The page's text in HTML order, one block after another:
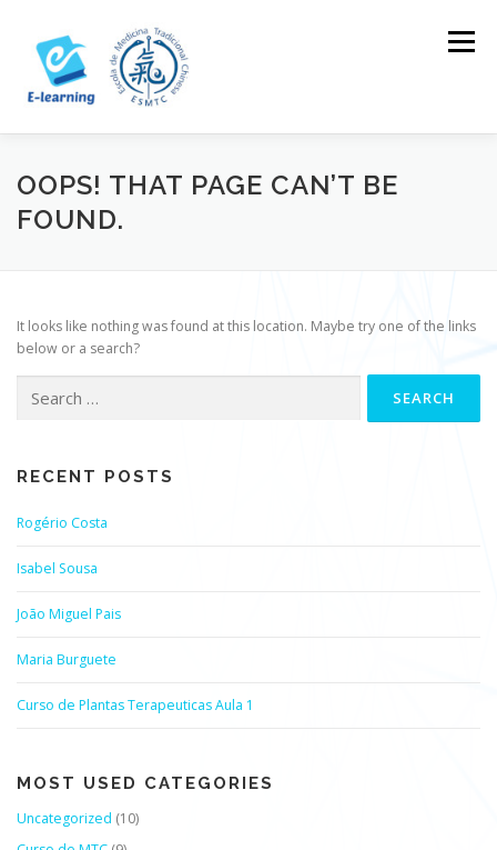
content
Menu
OOPS! THAT PAGE CAN’T BE
FOUND.
It looks like nothing was found at this location. Maybe try one of the links
below or a search?
for:
RECENT POSTS
Rogério Costa
Isabel Sousa
João Miguel Pais
Maria Burguete
Curso de Plantas Terapeuticas Aula 1
MOST USED CATEGORIES
Uncategorized (10)